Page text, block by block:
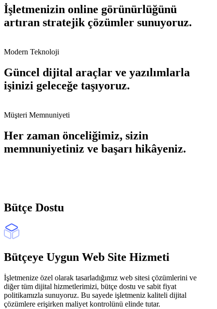
İşletmenizin online görünürlüğünü
artıran stratejik çözümler sunuyoruz.
Modern Teknoloji
Güncel dijital araçlar ve yazılımlarla
işinizi geleceğe taşıyoruz.
Müşteri Memnuniyeti
Her zaman önceliğimiz, sizin
memnuniyetiniz ve başarı hikâyeniz.
Bütçe Dostu
Bütçeye Uygun Web Site Hizmeti
İşletmenize özel olarak tasarladığımız web sitesi çözümlerini ve
diğer tüm dijital hizmetlerimizi, bütçe dostu ve sabit fiyat
politikamızla sunuyoruz. Bu sayede işletmeniz kaliteli dijital
çözümlere erişirken maliyet kontrolünü elinde tutar.